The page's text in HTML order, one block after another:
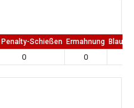
Penalty-Schießen Ermahnung Blaue
0 0